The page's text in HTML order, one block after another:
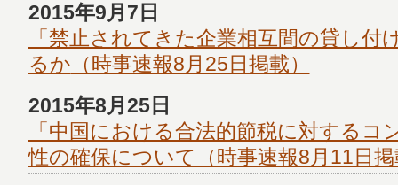
2015年9月7日
「禁止されてきた企業相互間の貸し付
るか （時事速報8月25日掲載）
2015年8月25日
「中国における合法的節税に対するコ
性の確保について（時事速報8月11日